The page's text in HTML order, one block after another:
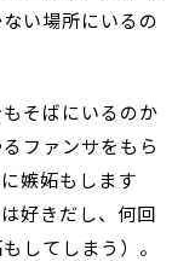
い場所にいるの
そばにいるのか
ファンサをもら
嫉妬もします
好きだし、何回
してしまう）。